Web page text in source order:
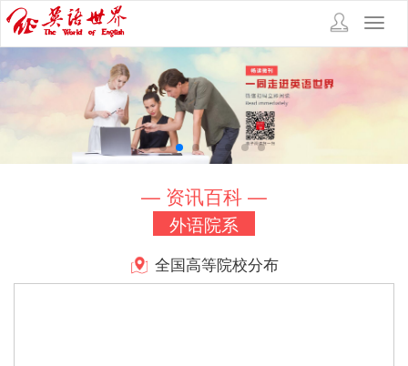
— 资讯百科 —
外语院系
全国高等院校分布